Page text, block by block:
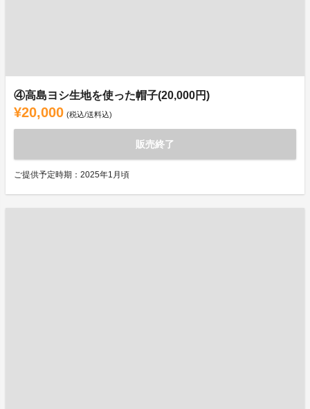
④高島ヨシ生地を使った帽子(20,000円)
¥20,000 (税込/送料込)
販売終了
ご提供予定時期：2025年1月頃